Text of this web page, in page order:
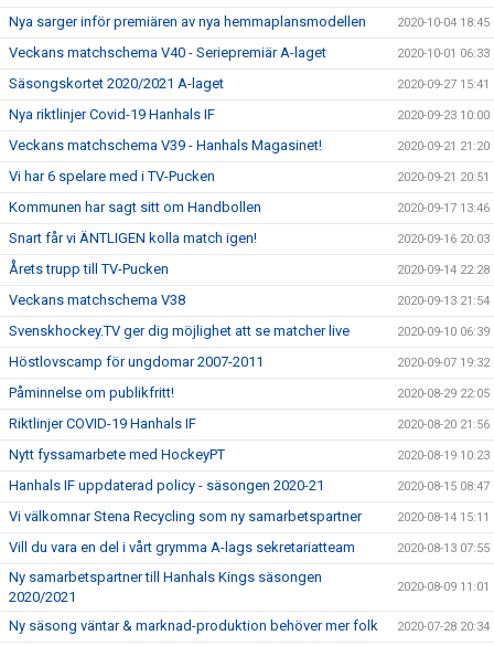
Nya sarger inför premiären av nya hemmaplansmodellen 2020-10-04 18:45
Veckans matchschema V40 - Seriepremiär A-laget 2020-10-01 06:33
Säsongskortet 2020/2021 A-laget 2020-09-27 15:41
Nya riktlinjer Covid-19 Hanhals IF 2020-09-23 10:00
Veckans matchschema V39 - Hanhals Magasinet! 2020-09-21 21:20
Vi har 6 spelare med i TV-Pucken 2020-09-21 20:51
Kommunen har sagt sitt om Handbollen 2020-09-17 13:46
Snart får vi ÄNTLIGEN kolla match igen! 2020-09-16 20:03
Årets trupp till TV-Pucken 2020-09-14 22:28
Veckans matchschema V38 2020-09-13 21:54
Svenskhockey.TV ger dig möjlighet att se matcher live 2020-09-10 06:39
Höstlovscamp för ungdomar 2007-2011 2020-09-07 19:32
Påminnelse om publikfritt! 2020-08-29 22:05
Riktlinjer COVID-19 Hanhals IF 2020-08-20 21:56
Nytt fyssamarbete med HockeyPT 2020-08-19 10:23
Hanhals IF uppdaterad policy - säsongen 2020-21 2020-08-15 08:47
Vi välkomnar Stena Recycling som ny samarbetspartner 2020-08-14 15:11
Vill du vara en del i vårt grymma A-lags sekretariatteam 2020-08-13 07:55
Ny samarbetspartner till Hanhals Kings säsongen
2020/2021
2020-08-09 11:01
Ny säsong väntar & marknad-produktion behöver mer folk 2020-07-28 20:34